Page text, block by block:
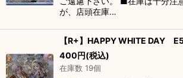
が、店頭在庫…
【R+】HAPPY WHITE DAY
400円(税込)
在庫数 19個